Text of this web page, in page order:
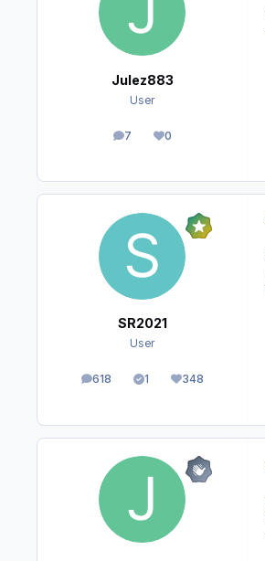
Julez883
User
7
Beiträge0
Reputation
SR2021
User
618
Beiträge 1
Lösungen348
Reputation